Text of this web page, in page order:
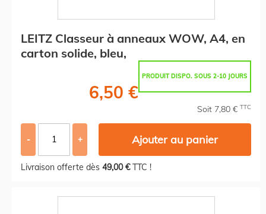
LEITZ Classeur à anneaux WOW, A4, en
carton solide, bleu,
PRODUIT DISPO. SOUS 2-10 JOURS
6,50 €
Soit 7,80 € TTC
- + Ajouter au panier
Livraison offerte dès 49,00 €TTC !